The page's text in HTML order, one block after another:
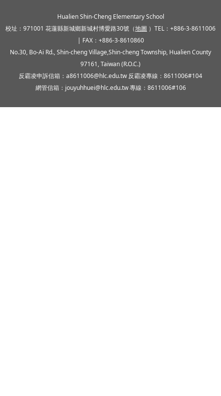
Hualien Shin-Cheng Elementary School
校址：971001 花蓮縣新城鄉新城村博愛路30號（地圖 ）TEL：+886-3-8611006
| FAX：+886-3-8610860
No.30, Bo-Ai Rd., Shin-cheng Village,Shin-cheng Township, Hualien County
97161, Taiwan (R.O.C.)
反霸凌申訴信箱：a8611006@hlc.edu.tw 反霸凌專線：8611006#104
網管信箱：jouyuhhuei@hlc.edu.tw 專線：8611006#106